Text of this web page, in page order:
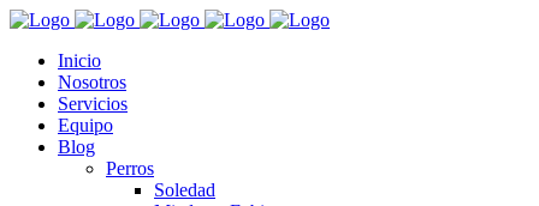
Inicio
Nosotros
Servicios
Equipo
Blog
Perros
Soledad